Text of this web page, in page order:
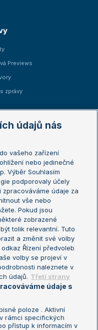
Previews
zprávy
Open
Open
údajů nás
vašeho zařízení
nebo jedinečné
Výběr Souhlasím
podporovaly účely
zpracováváme údaje za
vše nebo
Pokud jsou
zobrazené
tolik relevantní. Tuto
a změnit své volby
Řízení předvoleb
volby se projeví v
naleznete v
údajů. Třetí strany
údaje s
poloze . Aktivní
rámci specifických
přístup k informacím v